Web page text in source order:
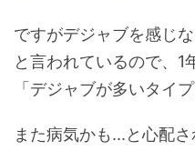
ですがデジャブを感じ
と言われているので、1
「デジャブが多いタイ
また病気かも...と心配